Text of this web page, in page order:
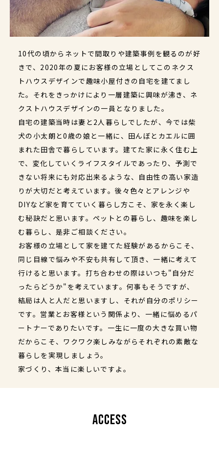
10代の頃からネットで間取りや建築事例を観るのが好
きで、2020年の夏にお客様の立場としてこのネクス
トハウスデザインで趣味小屋付きの自宅を建てまし
た。それをきっかけにより一層建築に興味が沸き、ネ
クストハウスデザインの一員となりました。
自宅の建築当時は妻と2人暮らしでしたが、今では柴
犬の小太朗と0歳の娘と一緒に、田んぼとカエルに囲
まれた田舎で暮らしています。建てた家に永く住む上
で、変化していくライフスタイルであったり、予測で
きない将来にも対応出来るような、自由性の高い家造
りが大切だと考えています。後々色々とアレンジや
DIYなど家を育てていく暮らし方こそ、家を永く楽し
む秘訣だと思います。ペットとの暮らし、趣味を楽し
む暮らし、是非ご相談ください。
お客様の立場として家を建てた経験があるからこそ、
同じ目線で悩みや不安も共有して頂き、一緒に考えて
行けると思います。打ち合わせの際はいつも"自分だ
ったらどうか"を考えています。何事もそうですが、
結局は人と人だと思いますし、それが自分のポリシー
です。営業とお客様という関係より、一緒に悩めるパ
ートナーでありたいです。一生に一度の大きな買い物
だからこそ、ワクワク楽しみながらそれぞれの素敵な
暮らしを実現しましょう。
家づくり、本当に楽しいですよ。
ACCESS